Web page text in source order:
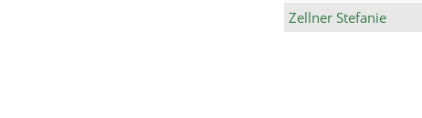
Zellner Stefanie